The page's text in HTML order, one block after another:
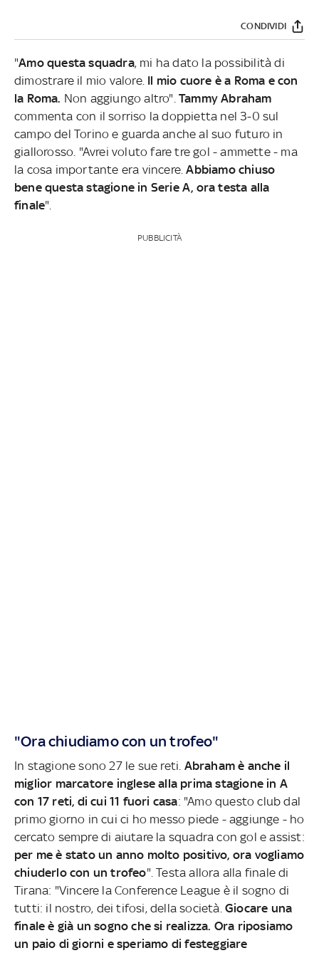
CONDIVIDI
"Amo questa squadra, mi ha dato la possibilità di
dimostrare il mio valore. Il mio cuore è a Roma e con
la Roma. Non aggiungo altro".Tammy Abraham
commenta con il sorriso la doppietta nel 3-0 sul
campo del Torino e guarda anche al suo futuro in
giallorosso. "Avrei voluto fare tre gol - ammette - ma
la cosa importante era vincere.Abbiamo chiuso
bene questa stagione in Serie A, ora testa alla
finale".
PUBBLICITÀ
"Ora chiudiamo con un trofeo"
In stagione sono 27 le sue reti. Abraham è anche il
miglior marcatore inglese alla prima stagione in A
con 17 reti, di cui 11 fuori casa: "Amo questo club dal
primo giorno in cui ci ho messo piede - aggiunge - ho
cercato sempre di aiutare la squadra con gol e assist:
per me è stato un anno molto positivo, ora vogliamo
chiuderlo con un trofeo". Testa allora alla finale di
Tirana: "Vincere la Conference League è il sogno di
tutti: il nostro, dei tifosi, della società. Giocare una
finale è già un sogno che si realizza. Ora riposiamo
un paio di giorni e speriamo di festeggiare